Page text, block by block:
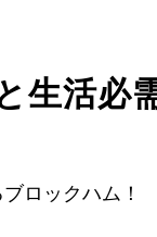
生活必
ロックハム！